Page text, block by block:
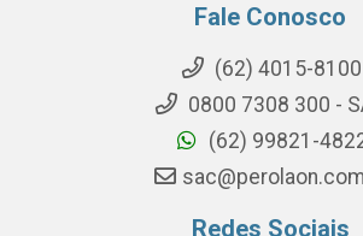
Fale Conosco
(62) 4015-8100
0800 7308 300 -
(62) 99821-
Redes Sociais